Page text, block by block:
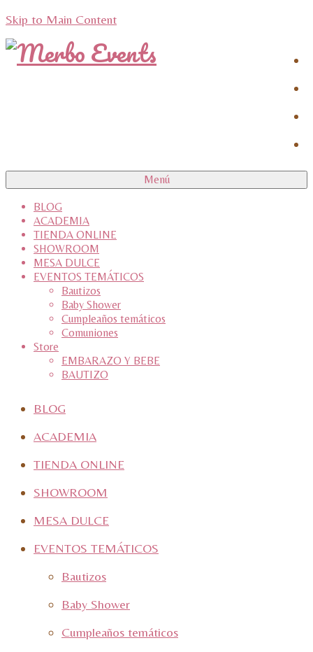
Skip to Main Content
Menú
BLOG
ACADEMIA
TIENDA ONLINE
SHOWROOM
MESA DULCE
EVENTOS TEMÁTICOS
Bautizos
Baby Shower
Cumpleaños temáticos
Comuniones
Store
EMBARAZO Y BEBE
BAUTIZO
BLOG
ACADEMIA
TIENDA ONLINE
SHOWROOM
MESA DULCE
EVENTOS TEMÁTICOS
Bautizos
Baby Shower
Cumpleaños temáticos